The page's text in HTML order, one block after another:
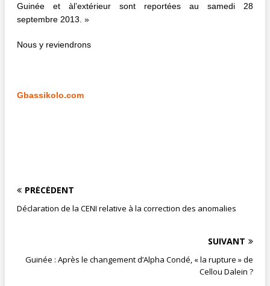
Guinée et àl’extérieur sont reportées au samedi 28
septembre 2013. »
Nous y reviendrons
Gbassikolo.com
PRÉCÉDENT
Déclaration de la CENI relative à la correction des anomalies
SUIVANT
Guinée : Après le changement d’Alpha Condé, « la rupture » de
Cellou Dalein ?